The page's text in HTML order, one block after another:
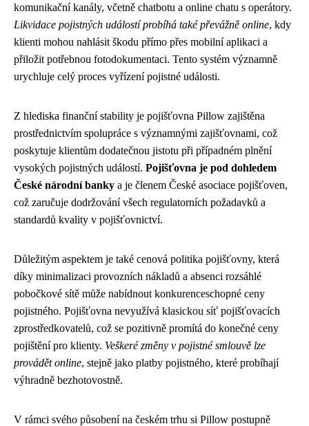
komunikační kanály, včetně chatbotu a online chatu s operátory.
Likvidace pojistných událostí probíhá také převážně online, kdy
klienti mohou nahlásit škodu přímo přes mobilní aplikaci a
přiložit potřebnou fotodokumentaci. Tento systém významně
urychluje celý proces vyřízení pojistné události.
Z hlediska finanční stability je pojišťovna Pillow zajištěna
prostřednictvím spolupráce s významnými zajišťovnami, což
poskytuje klientům dodatečnou jistotu při případném plnění
vysokých pojistných událostí. Pojišťovna je pod dohledem
České národní banky a je členem České asociace pojišťoven,
což zaručuje dodržování všech regulatorních požadavků a
standardů kvality v pojišťovnictví.
Důležitým aspektem je také cenová politika pojišťovny, která
díky minimalizaci provozních nákladů a absenci rozsáhlé
pobočkové sítě může nabídnout konkurenceschopné ceny
pojistného. Pojišťovna nevyužívá klasickou síť pojišťovacích
zprostředkovatelů, což se pozitivně promítá do konečné ceny
pojištění pro klienty. Veškeré změny v pojistné smlouvě lze
provádět online, stejně jako platby pojistného, které probíhají
výhradně bezhotovostně.
V rámci svého působení na českém trhu si Pillow postupně